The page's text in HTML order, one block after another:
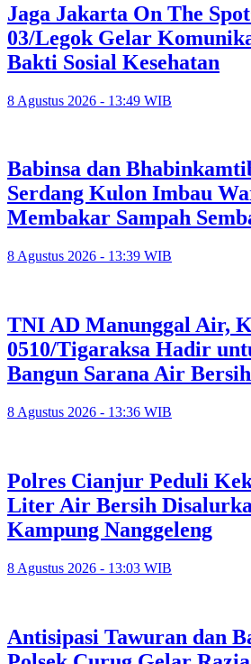
Jaga Jakarta On The
03/Legok Gelar
Bakti Sosial Kesehatan
8 Agustus 2026 - 13:49 WIB
Babinsa dan
Serdang Kulon Imbau
Membakar Sampah
8 Agustus 2026 - 13:39 WIB
TNI AD Manunggal Air,
0510/Tigaraksa Hadir
Bangun Sarana Air
8 Agustus 2026 - 13:36 WIB
Polres Cianjur Peduli
Liter Air Bersih
Kampung Nanggeleng
8 Agustus 2026 - 13:03 WIB
Antisipasi Tawuran dan